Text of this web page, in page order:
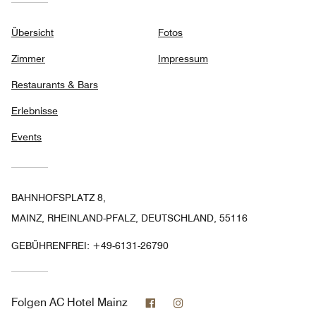
Übersicht
Zimmer
Restaurants & Bars
Erlebnisse
Events
Fotos
Impressum
BAHNHOFSPLATZ 8,
MAINZ, RHEINLAND-PFALZ, DEUTSCHLAND, 55116
GEBÜHRENFREI: +49-6131-26790
Folgen AC Hotel Mainz Facebook